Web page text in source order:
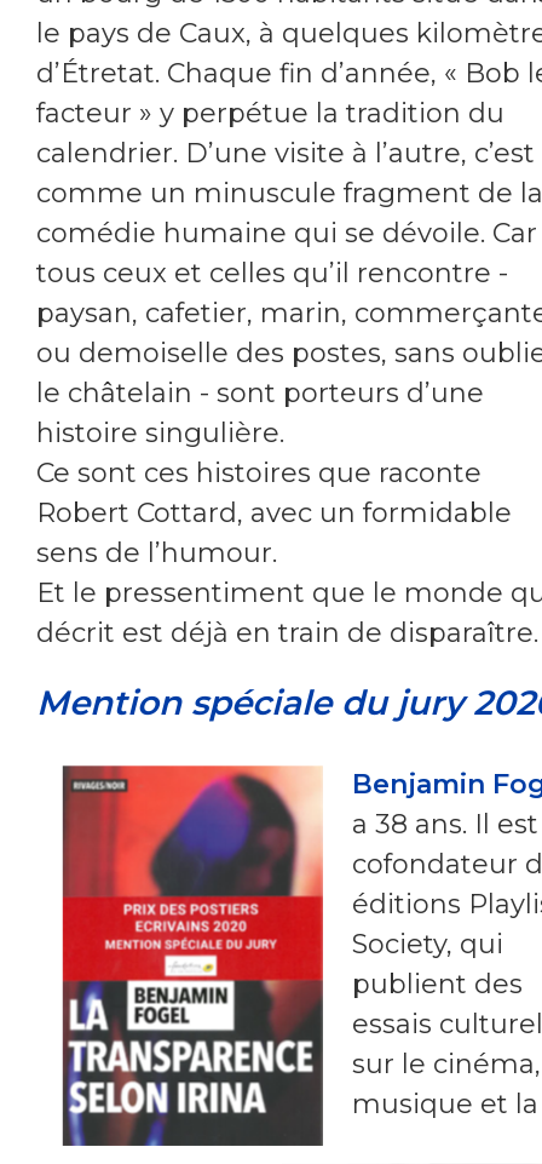
le pays de Caux, à quelques
d’Étretat. Chaque fin d’année, « Bob
facteur » y perpétue la tradition du
calendrier. D’une visite à l’autre, c’est
comme un minuscule fragment de la
comédie humaine qui se dévoile. Car
tous ceux et celles qu’il rencontre -
paysan, cafetier, marin,
ou demoiselle des postes, sans
le châtelain - sont porteurs d’une
histoire singulière.
Ce sont ces histoires que raconte
Robert Cottard, avec un formidable
sens de l’humour.
Et le pressentiment que le monde
décrit est déjà en train de disparaître.
Mention spéciale du jury
Benjamin
a 38 ans. Il
cofondateur
éditions
Society, qui
publient des
essais
sur le
musique et la